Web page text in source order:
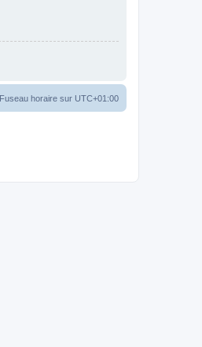
Fuseau horaire sur UTC+01:00